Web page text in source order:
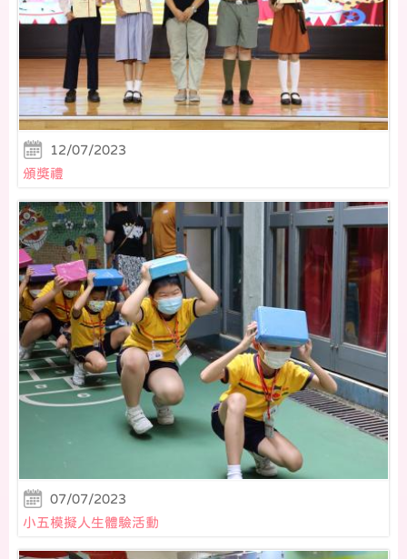
12/07/2023
頒獎禮
07/07/2023
小五模擬人生體驗活動